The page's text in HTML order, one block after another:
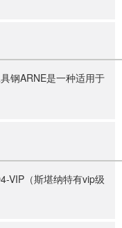
钢ARNE是一种适用于
VIP（斯堪纳特有vip级